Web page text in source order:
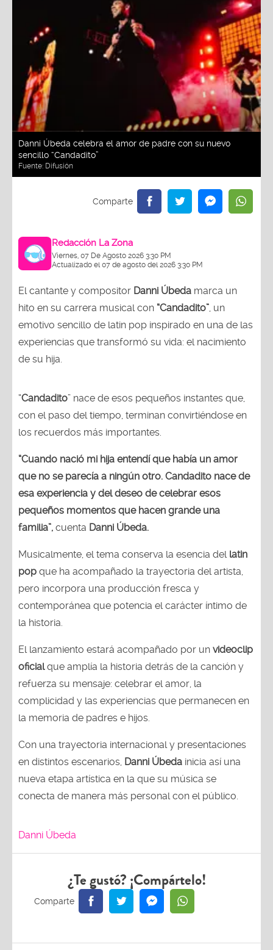
Danni Úbeda celebra el amor de padre con su nuevo
sencillo “Candadito”
Fuente: Difusión
Redacción La Zona
Viernes, 07 De Agosto 2026 3:30 PM
Actualizado el 07 de agosto del 2026 3:30 PM
El cantante y compositor Danni Úbeda marca un
hito en su carrera musical con “Candadito” , un
emotivo sencillo de latin pop inspirado en una de las
experiencias que transformó su vida: el nacimiento
de su hija.
“Candadito” nace de esos pequeños instantes que,
con el paso del tiempo, terminan convirtiéndose en
los recuerdos más importantes.
“Cuando nació mi hija entendí que había un amor
que no se parecía a ningún otro. Candadito nace de
esa experiencia y del deseo de celebrar esos
pequeños momentos que hacen grande una
familia”, cuenta Danni Úbeda.
Musicalmente, el tema conserva la esencia del latin
pop que ha acompañado la trayectoria del artista,
pero incorpora una producción fresca y
contemporánea que potencia el carácter íntimo de
la historia.
El lanzamiento estará acompañado por un videoclip
oficialque amplía la historia detrás de la canción y
refuerza su mensaje: celebrar el amor, la
complicidad y las experiencias que permanecen en
la memoria de padres e hijos.
Con una trayectoria internacional y presentaciones
en distintos escenarios, Danni Úbeda inicia así una
nueva etapa artística en la que su música se
conecta de manera más personal con el público.
Danni Úbeda
¿Te gustó? ¡Compártelo!